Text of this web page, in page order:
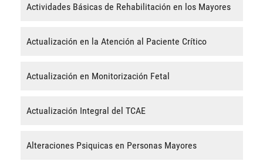
Actividades Básicas de Rehabilitación en los Mayores
Actualización en la Atención al Paciente Crítico
Actualización en Monitorización Fetal
Actualización Integral del TCAE
Alteraciones Psiquicas en Personas Mayores